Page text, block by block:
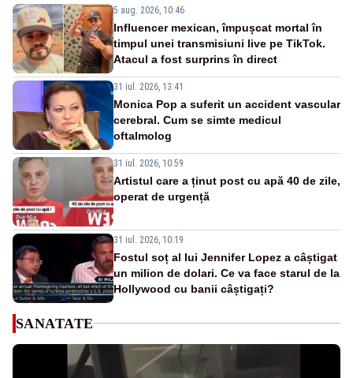
5 aug. 2026, 10:46
Influencer mexican, împușcat mortal în
timpul unei transmisiuni live pe TikTok.
Atacul a fost surprins în direct
31 iul. 2026, 13:41
Monica Pop a suferit un accident vascular
cerebral. Cum se simte medicul
oftalmolog
31 iul. 2026, 10:59
Artistul care a ținut post cu apă 40 de zile,
operat de urgență
31 iul. 2026, 10:19
Fostul soț al lui Jennifer Lopez a câștigat
un milion de dolari. Ce va face starul de la
Hollywood cu banii câștigați?
SANATATE